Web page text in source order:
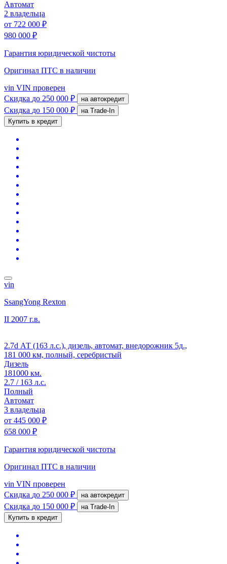
Автомат
2 владельца
от 722 000 ₽
980 000 ₽
Гарантия юридической чистоты
Оригинал ПТС в наличии
vin VIN проверен
Скидка до 250 000 ₽ на автокредит
Скидка до 150 000 ₽
на Trade-In
Купить в кредит
vin
SsangYong Rexton
II 2007 г.в.
2.7d АТ (163 л.с.), дизель, автомат, внедорожник 5д.,
181 000 км, полный, серебристый
Дизель
181000 км.
2.7 / 163 л.с.
Полный
Автомат
3 владельца
от 445 000 ₽
658 000 ₽
Гарантия юридической чистоты
Оригинал ПТС в наличии
vin VIN проверен
Скидка до 250 000 ₽ на автокредит
Скидка до 150 000 ₽
на Trade-In
Купить в кредит